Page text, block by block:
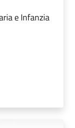
e Infanzia